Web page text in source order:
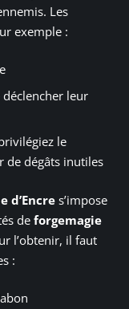
Les
exemple :
leur
le
de dégâts inutiles
d’Encre s’impose
de forgemagie
l’obtenir, il faut
: